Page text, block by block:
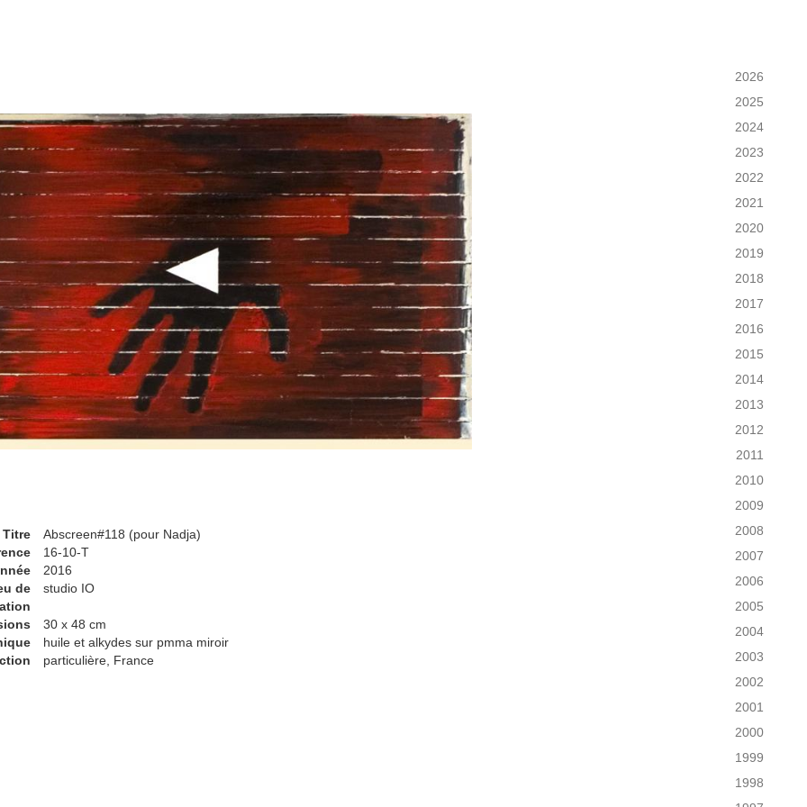
2026
2025
2024
2023
2022
2021
2020
2019
2018
2017
2016
2015
2014
2013
2012
2011
2010
2009
2008
2007
2006
2005
2004
2003
2002
2001
2000
1999
1998
Titre
Abscreen#118 (pour Nadja)
16-10-T
2016
de
studio IO
30 x 48 cm
huile et alkydes sur pmma miroir
particulière, France